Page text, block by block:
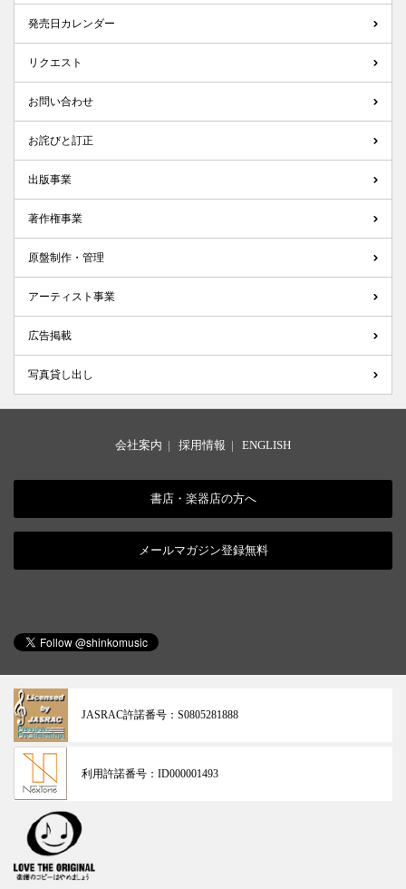
発売日カレンダー
リクエスト
お問い合わせ
お詫びと訂正
出版事業
著作権事業
原盤制作・管理
アーティスト事業
広告掲載
写真貸し出し
会社案内 | 採用情報 | ENGLISH
書店・楽器店の方へ
メールマガジン登録無料
JASRAC許諾番号： S0805281888
利用許諾番号： ID000001493